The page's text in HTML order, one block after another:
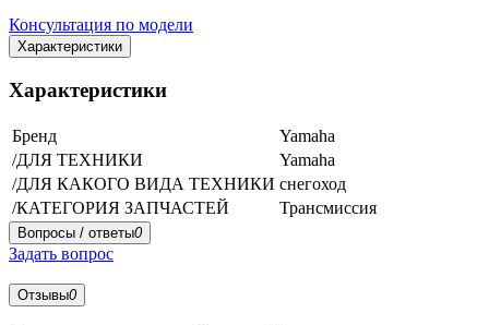
Консультация по модели
Характеристики
Характеристики
Бренд
Yamaha
/ДЛЯ ТЕХНИКИ
Yamaha
/ДЛЯ КАКОГО ВИДА ТЕХНИКИ снегоход
/КАТЕГОРИЯ ЗАПЧАСТЕЙ
Трансмиссия
Вопросы / ответы0
Задать вопрос
Отзывы0